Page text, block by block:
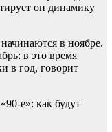
он динамику
в ноябре.
в это время
в год, говорит
е»: как будут